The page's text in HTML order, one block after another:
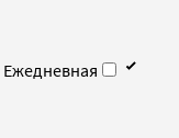
Ежедневная